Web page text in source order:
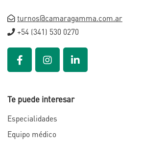
turnos@camaragamma.com.ar
+54 (341) 530 0270
Te puede interesar
Especialidades
Equipo médico